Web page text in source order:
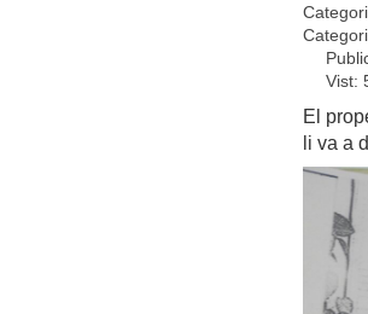
Vist:
El
li va a